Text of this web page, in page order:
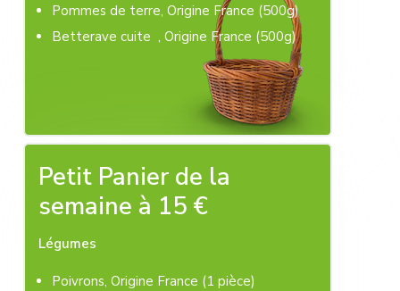
Pommes de terre, Origine France (500g)
Betterave cuite , Origine France (500g)
Petit Panier de la
semaine à 15 €
Légumes
Poivrons, Origine France (1 pièce)